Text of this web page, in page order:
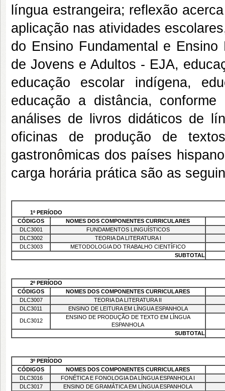
língua estrangeira; reflexão
aplicação nas atividades
do Ensino Fundamental e
de Jovens e Adultos - EJA,
educação escolar indígena,
educação a distância,
análises de livros didáticos de
oficinas de produção de
gastronômicas dos países
carga horária prática são as
1º PERÍODO
CÓDIGOS
NOMES DOS COMPONENTES CURRICULARES
DLC3001
FUNDAMENTOS LINGUÍSTICOS
DLC3002
TEORIA DA LITERATURA I
DLC3003
METODOLOGIA DO TRABALHO CIENTÍFICO
SUBTOTAL
2º PERÍODO
CÓDIGOS
NOMES DOS COMPONENTES CURRICULARES
DLC3007
TEORIA DA LITERATURA II
DLC3011
ENSINO DE LEITURA EM LÍNGUA ESPANHOLA
DLC3012
ENSINO DE PRODUÇÃO DE TEXTO EM LÍNGUA
ESPANHOLA
SUBTOTAL
3º PERÍODO
CÓDIGOS
NOMES DOS COMPONENTES CURRICULARES
DLC3016
FONÉTICA E FONOLOGIA DA LÍNGUA ESPANHOLA I
DLC3017
ENSINO DE GRAMÁTICA EM LÍNGUA ESPANHOLA